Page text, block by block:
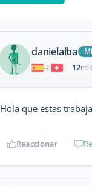
danielalba
|
12
Hola que estas
Reaccionar